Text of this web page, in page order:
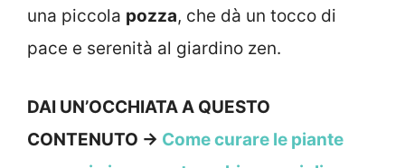
una piccola pozza, che dà un tocco di
pace e serenità al giardino zen.
DAI UN’OCCHIATA A QUESTO
CONTENUTO → Come curare le piante